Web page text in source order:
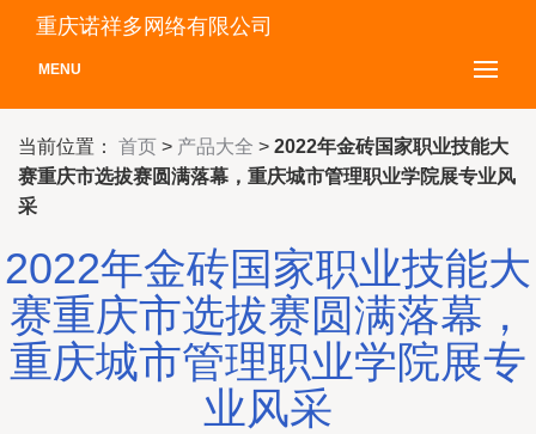
重庆诺祥多网络有限公司
MENU
当前位置： 首页 > 产品大全 > 2022年金砖国家职业技能大
赛重庆市选拔赛圆满落幕，重庆城市管理职业学院展专业风
采
2022年金砖国家职业技能大
赛重庆市选拔赛圆满落幕，
重庆城市管理职业学院展专
业风采